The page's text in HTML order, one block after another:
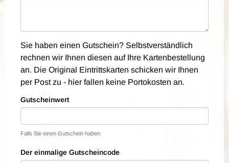
Sie haben einen Gutschein? Selbstverständlich
rechnen wir Ihnen diesen auf Ihre Kartenbestellung
an. Die Original Eintrittskarten schicken wir Ihnen
per Post zu - hier fallen keine Portokosten an.
Gutscheinwert
Falls Sie einen Gutschein haben
Der einmalige Gutscheincode